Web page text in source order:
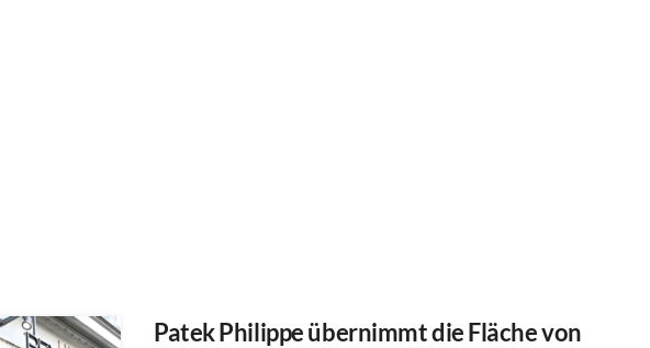
Patek Philippe übernimmt die Fläche von